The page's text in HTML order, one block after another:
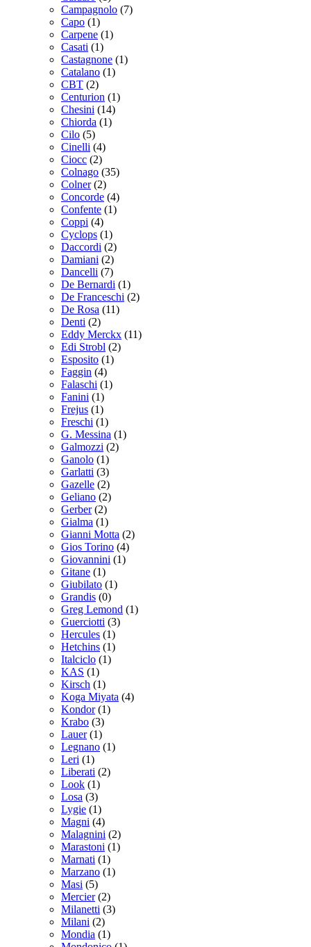
Campagnolo (7)
Capo (1)
Carpene (1)
Casati (1)
Castagnone (1)
Catalano (1)
CBT (2)
Centurion (1)
Chesini (14)
Chiorda (1)
Cilo (5)
Cinelli (4)
Ciocc (2)
Colnago (35)
Colner (2)
Concorde (4)
Confente (1)
Coppi (4)
Cyclops (1)
Daccordi (2)
Damiani (2)
Dancelli (7)
De Bernardi (1)
De Franceschi (2)
De Rosa (11)
Denti (2)
Eddy Merckx (11)
Edi Strobl (2)
Esposito (1)
Faggin (4)
Falaschi (1)
Fanini (1)
Frejus (1)
Freschi (1)
G. Messina (1)
Galmozzi (2)
Ganolo (1)
Garlatti (3)
Gazelle (2)
Geliano (2)
Gerber (2)
Gialma (1)
Gianni Motta (2)
Gios Torino (4)
Giovannini (1)
Gitane (1)
Giubilato (1)
Grandis (0)
Greg Lemond (1)
Guerciotti (3)
Hercules (1)
Hetchins (1)
Italciclo (1)
KAS (1)
Kirsch (1)
Koga Miyata (4)
Kondor (1)
Krabo (3)
Lauer (1)
Legnano (1)
Leri (1)
Liberati (2)
Look (1)
Losa (3)
Lygie (1)
Magni (4)
Malagnini (2)
Marastoni (1)
Marnati (1)
Marzano (1)
Masi (5)
Mercier (2)
Milanetti (3)
Milani (2)
Mondia (1)